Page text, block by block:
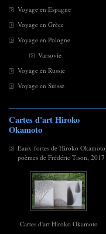
Voyage en Espagne
Voyage en Grèce
Voyage en Pologne
Varsovie
Voyage en Russie
Voyage en Suisse
Cartes d'art Hiroko
Okamoto
Eaux-fortes de Hiroko Okamoto,
poèmes de Frédéric Tison, 2017
Cartes d'art Hiroko Okamoto